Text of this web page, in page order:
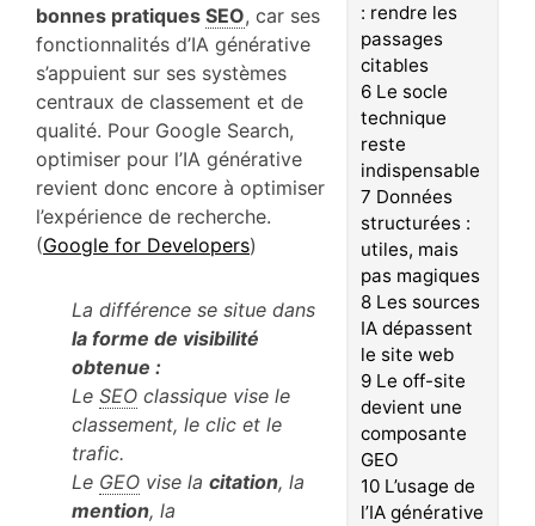
: rendre les
passages
citables
6 Le socle
technique
reste
indispensable
7 Données
structurées :
utiles, mais
pas magiques
8 Les sources
IA dépassent
le site web
9 Le off-site
devient une
composante
GEO
10 L’usage de
l’IA générative
bonnes pratiques SEO, car ses
fonctionnalités d’IA générative
s’appuient sur ses systèmes
centraux de classement et de
qualité. Pour Google Search,
optimiser pour l’IA générative
revient donc encore à optimiser
l’expérience de recherche.
(Google for Developers)
La différence se situe dans
la forme de visibilité
obtenue :
Le SEO classique vise le
classement, le clic et le
trafic.
Le GEO vise la citation, la
mention, la